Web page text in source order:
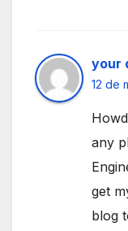
your
12 de
any
get
blog